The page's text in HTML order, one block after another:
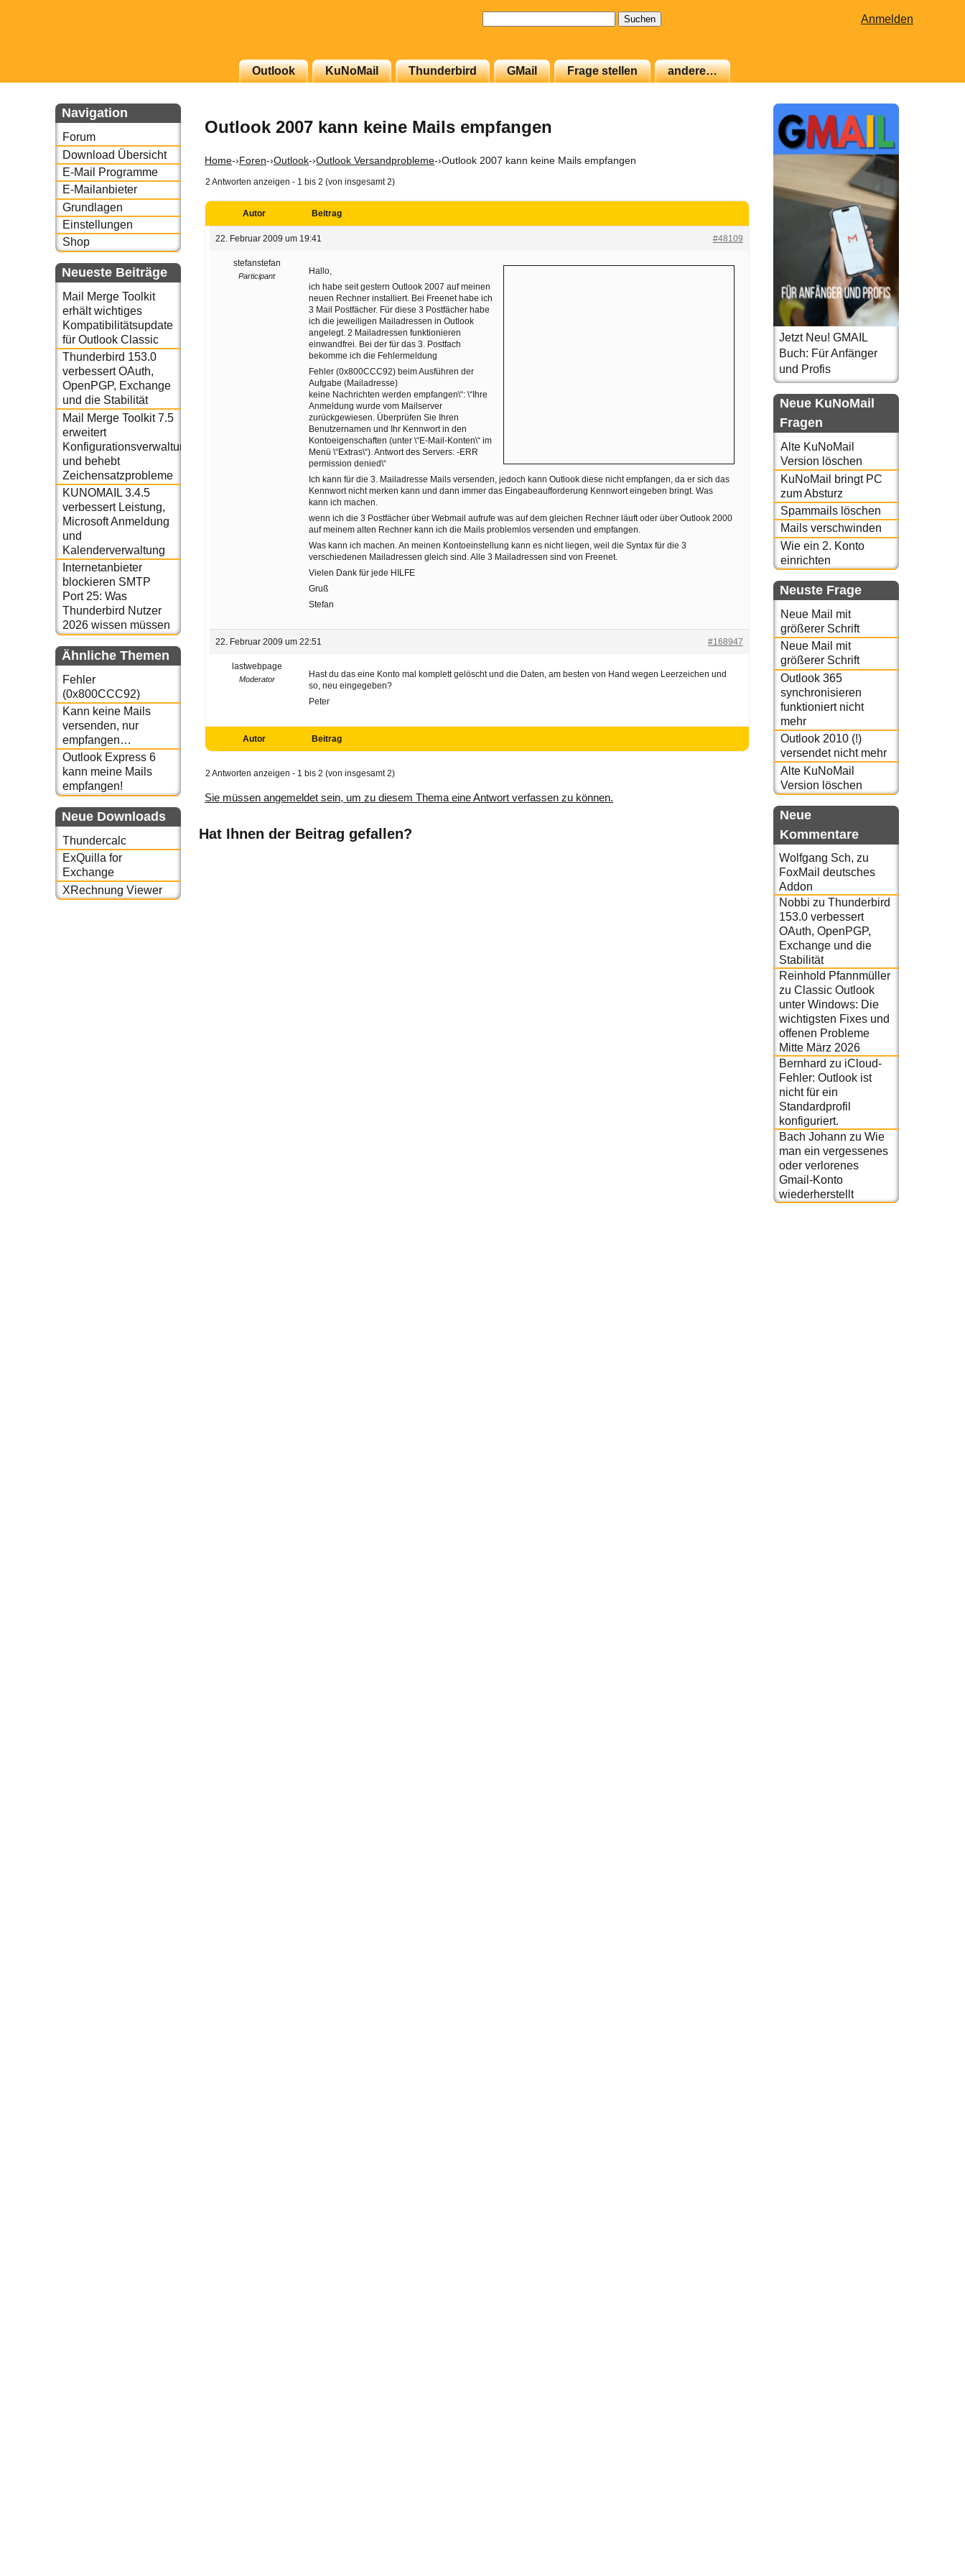
Anmelden
Outlook KuNoMail Thunderbird GMail Frage stellen andere…
Navigation
Forum
Download Übersicht
E-Mail Programme
E-Mailanbieter
Grundlagen
Einstellungen
Shop
Neueste Beiträge
Mail Merge Toolkit
erhält wichtiges
Kompatibilitätsupdate
für Outlook Classic
Thunderbird 153.0
verbessert OAuth,
OpenPGP, Exchange
und die Stabilität
Mail Merge Toolkit 7.5
erweitert
Konfigurationsverwaltung
und behebt
Zeichensatzprobleme
KUNOMAIL 3.4.5
verbessert Leistung,
Microsoft Anmeldung
und
Kalenderverwaltung
Internetanbieter
blockieren SMTP
Port 25: Was
Thunderbird Nutzer
2026 wissen müssen
Ähnliche Themen
Fehler
(0x800CCC92)
Kann keine Mails
versenden, nur
empfangen…
Outlook Express 6
kann meine Mails
empfangen!
Neue Downloads
Thundercalc
ExQuilla for
Exchange
XRechnung Viewer
Outlook 2007 kann keine Mails empfangen
Home-›Foren-›Outlook-›Outlook Versandprobleme-›Outlook 2007 kann keine Mails empfangen
2 Antworten anzeigen - 1 bis 2 (von insgesamt 2)
Autor Beitrag
22. Februar 2009 um 19:41 #48109
stefanstefan
Participant
Hallo,
ich habe seit gestern Outlook 2007 auf meinen
neuen Rechner installiert. Bei Freenet habe ich
3 Mail Postfächer. Für diese 3 Postfächer habe
ich die jeweiligen Mailadressen in Outlook
angelegt. 2 Mailadressen funktionieren
einwandfrei. Bei der für das 3. Postfach
bekomme ich die Fehlermeldung
Fehler (0x800CCC92) beim Ausführen der
Aufgabe (Mailadresse)
keine Nachrichten werden empfangen\“: \“Ihre
Anmeldung wurde vom Mailserver
zurückgewiesen. Überprüfen Sie Ihren
Benutzernamen und Ihr Kennwort in den
Kontoeigenschaften (unter \“E-Mail-Konten\“ im
Menü \“Extras\“). Antwort des Servers: -ERR
permission denied\“
Ich kann für die 3. Mailadresse Mails versenden, jedoch kann Outlook diese nicht empfangen, da er sich das
Kennwort nicht merken kann und dann immer das Eingabeaufforderung Kennwort eingeben bringt. Was
kann ich machen.
wenn ich die 3 Postfächer über Webmail aufrufe was auf dem gleichen Rechner läuft oder über Outlook 2000
auf meinem alten Rechner kann ich die Mails problemlos versenden und empfangen.
Was kann ich machen. An meinen Kontoeinstellung kann es nicht liegen, weil die Syntax für die 3
verschiedenen Mailadressen gleich sind. Alle 3 Mailadressen sind von Freenet.
Vielen Dank für jede HILFE
Gruß
Stefan
22. Februar 2009 um 22:51 #168947
lastwebpage
Moderator
Hast du das eine Konto mal komplett gelöscht und die Daten, am besten von Hand wegen Leerzeichen und
so, neu eingegeben?
Peter
Autor Beitrag
2 Antworten anzeigen - 1 bis 2 (von insgesamt 2)
Sie müssen angemeldet sein, um zu diesem Thema eine Antwort verfassen zu können.
Hat Ihnen der Beitrag gefallen?
Jetzt Neu! GMAIL
Buch: Für Anfänger
und Profis
Neue KuNoMail
Fragen
Alte KuNoMail
Version löschen
KuNoMail bringt PC
zum Absturz
Spammails löschen
Mails verschwinden
Wie ein 2. Konto
einrichten
Neuste Frage
Neue Mail mit
größerer Schrift
Neue Mail mit
größerer Schrift
Outlook 365
synchronisieren
funktioniert nicht
mehr
Outlook 2010 (!)
versendet nicht mehr
Alte KuNoMail
Version löschen
Neue
Kommentare
Wolfgang Sch, zu
FoxMail deutsches
Addon
Nobbi zu Thunderbird
153.0 verbessert
OAuth, OpenPGP,
Exchange und die
Stabilität
Reinhold Pfannmüller
zu Classic Outlook
unter Windows: Die
wichtigsten Fixes und
offenen Probleme
Mitte März 2026
Bernhard zu iCloud-
Fehler: Outlook ist
nicht für ein
Standardprofil
konfiguriert.
Bach Johann zu Wie
man ein vergessenes
oder verlorenes
Gmail-Konto
wiederherstellt
oder auch